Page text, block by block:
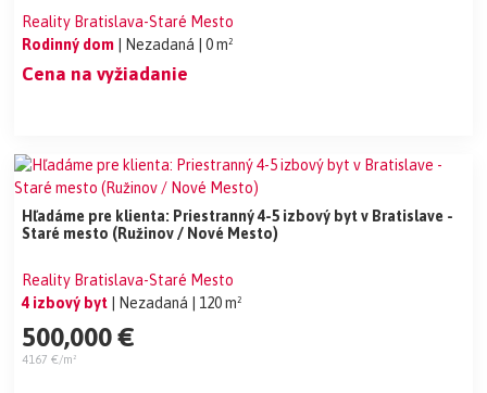
Reality Bratislava-Staré Mesto
Rodinný dom | Nezadaná | 0 m²
Cena na vyžiadanie
Hľadáme pre klienta: Priestranný 4-5 izbový byt v Bratislave -
Staré mesto (Ružinov / Nové Mesto)
Reality Bratislava-Staré Mesto
4 izbový byt
| Nezadaná | 120 m²
500,000 €
4167 €/m²